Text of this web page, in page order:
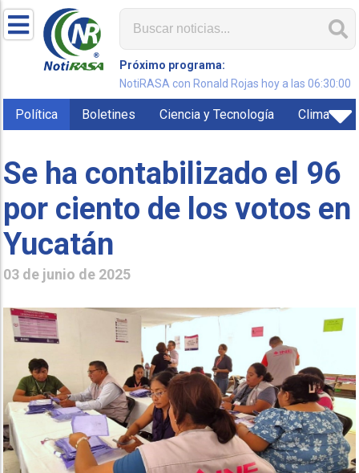
Próximo programa:
NotiRASA con Ronald Rojas hoy a las 06:30:00
Política Boletines Ciencia y Tecnología Clima
Se ha contabilizado el 96
por ciento de los votos en
Yucatán
03 de junio de 2025